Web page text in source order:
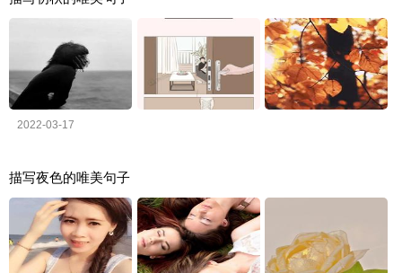
2022-03-17
描写夜色的唯美句子